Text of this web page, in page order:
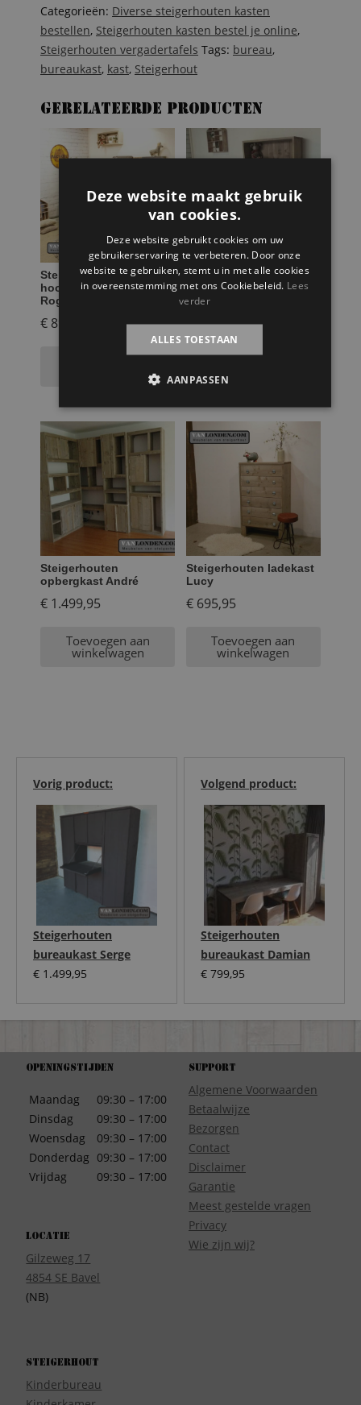
Categorieën: Diverse steigerhouten kasten
bestellen, Steigerhouten kasten bestel je online,
Steigerhouten vergadertafels Tags: bureau,
bureaukast, kast, Steigerhout
Gerelateerde producten
Steigerhouten
hoogslaper met kast
Rogier
€ 899,95
Toevoegen aan
Steigerhouten
boekenkast Bo
€499,95
Toevoegen aan
winkelwagen
Steigerhouten
opbergkast André
€ 1.499,95
Toevoegen aan
winkelwagen
Steigerhouten ladekast
Lucy
€695,95
Toevoegen aan
winkelwagen
Volgend product:
Steigerhouten
bureaukast Damian
€ 799,95
Vorig product:
Steigerhouten
bureaukast Serge
€ 1.499,95
Openingstijden
Maandag
Dinsdag
Woensdag
Donderdag
Vrijdag
09:30 – 17:00
09:30 – 17:00
09:30 – 17:00
09:30 – 17:00
09:30 – 17:00
Locatie
Gilzeweg 17
4854 SE Bavel
(NB)
Support
Algemene Voorwaarden
Betaalwijze
Bezorgen
Contact
Disclaimer
Garantie
Meest gestelde vragen
Privacy
Wie zijn wij?
Steigerhout
Kinderbureau
Deze website maakt gebruik
van cookies.
Deze website gebruikt cookies om uw
gebruikerservaring te verbeteren. Door onze
website te gebruiken, stemt u in met alle cookies
in overeenstemming met ons Cookiebeleid. Lees
verder
ALLES TOESTAAN
AANPASSEN